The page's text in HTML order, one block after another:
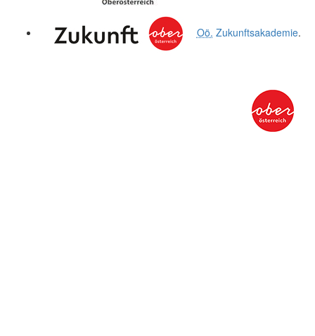
Oö. Zukunftsakademie.